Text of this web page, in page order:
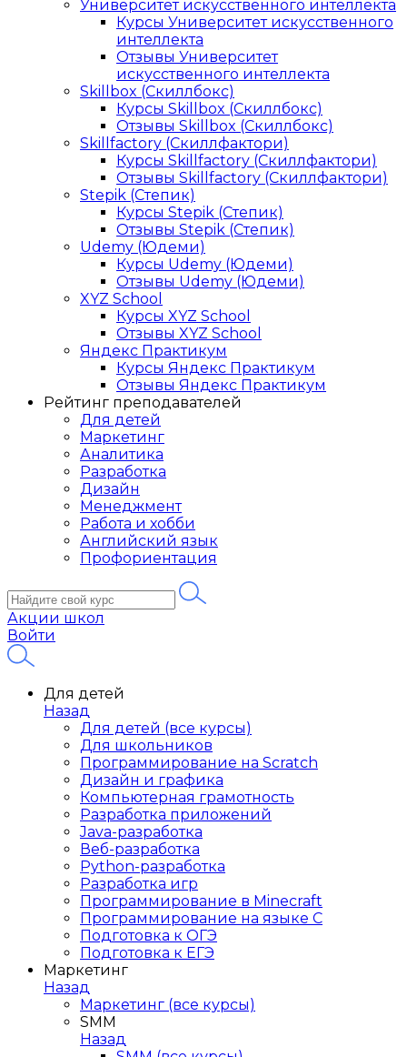
Университет искусственного интеллекта
Курсы Университет искусственного
интеллекта
Отзывы Университет
искусственного интеллекта
Skillbox (Скиллбокс)
Курсы Skillbox (Скиллбокс)
Отзывы Skillbox (Скиллбокс)
Skillfactory (Скиллфактори)
Курсы Skillfactory (Скиллфактори)
Отзывы Skillfactory (Скиллфактори)
Stepik (Степик)
Курсы Stepik (Степик)
Отзывы Stepik (Степик)
Udemy (Юдеми)
Курсы Udemy (Юдеми)
Отзывы Udemy (Юдеми)
XYZ School
Курсы XYZ School
Отзывы XYZ School
Яндекс Практикум
Курсы Яндекс Практикум
Отзывы Яндекс Практикум
Рейтинг преподавателей
Для детей
Маркетинг
Аналитика
Разработка
Дизайн
Менеджмент
Работа и хобби
Английский язык
Профориентация
Акции школ
Войти
Для детей
Назад
Для детей (все курсы)
Для школьников
Программирование на Scratch
Дизайн и графика
Компьютерная грамотность
Разработка приложений
Java-разработка
Веб-разработка
Python-разработка
Разработка игр
Программирование в Minecraft
Программирование на языке C
Подготовка к ОГЭ
Подготовка к ЕГЭ
Маркетинг
Назад
Маркетинг (все курсы)
SMM
Назад